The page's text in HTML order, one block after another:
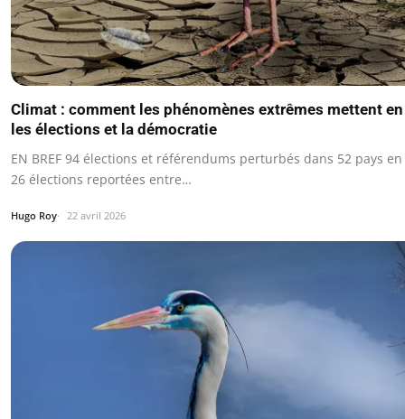
Climat : comment les phénomènes extrêmes mettent
les élections et la démocratie
EN BREF 94 élections et référendums perturbés dans 52 pays
26 élections reportées entre…
Hugo Roy 22 avril 2026